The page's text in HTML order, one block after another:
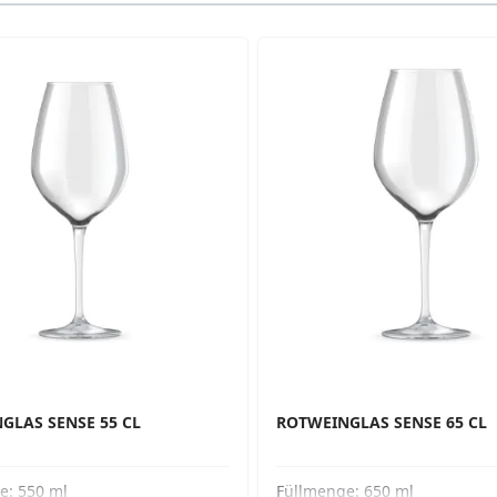
SENSE 55 CL
550 ml
ROTWEINGLAS SENSE 65 CL
Füllmenge: 650 ml